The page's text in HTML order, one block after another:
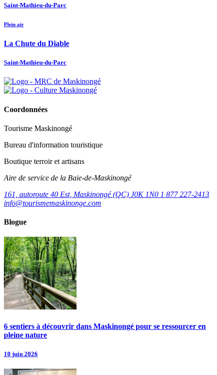
Saint-Mathieu-du-Parc
Plein air
La Chute du Diable
Saint-Mathieu-du-Parc
Coordonnées
Tourisme Maskinongé
Bureau d'information touristique
Boutique terroir et artisans
Aire de service de la Baie-de-Maskinongé
161, autoroute 40 Est, Maskinongé (QC) J0K 1N0 1 877 227-2413
info@tourismemaskinonge.com
Blogue
6 sentiers à découvrir dans Maskinongé pour se ressourcer en
pleine nature
10 juin 2026